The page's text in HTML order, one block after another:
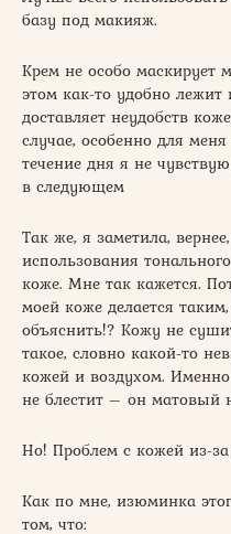
базу под макияж.
Крем не особо
этом как-то удобно
доставляет неудобств
случае, особенно для
течение дня я не
в следующем
Так же, я заметила,
использования
коже. Мне так кажется.
моей коже делается
объяснить!? Кожу не
такое, словно какой-то
кожей и воздухом.
не блестит – он матовый
Но! Проблем с кожей из-
Как по мне, изюминка
том, что: